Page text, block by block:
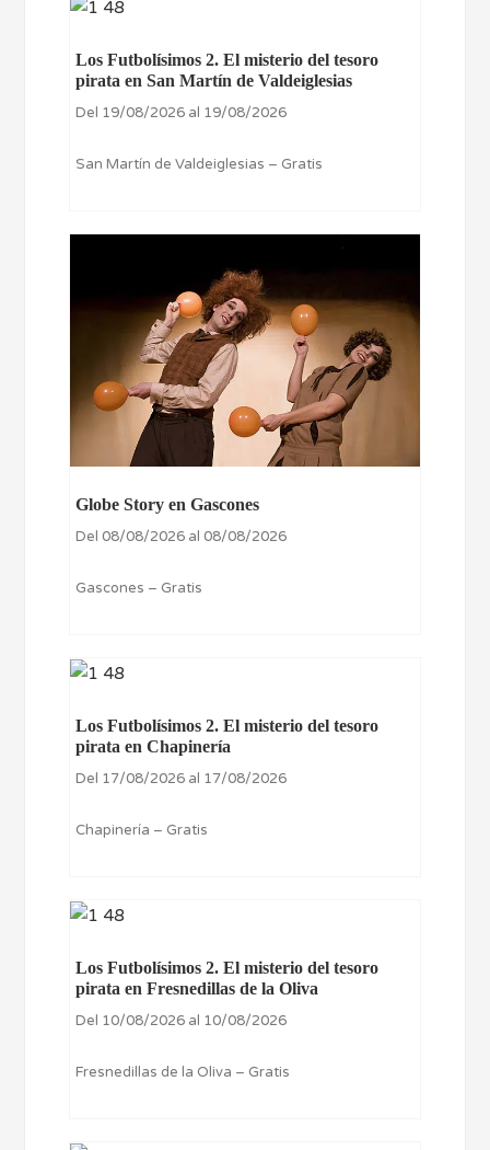
Los Futbolísimos 2. El misterio del tesoro
pirata en San Martín de Valdeiglesias
Del 19/08/2026 al 19/08/2026
San Martín de Valdeiglesias – Gratis
Globe Story en Gascones
Del 08/08/2026 al 08/08/2026
Gascones – Gratis
Los Futbolísimos 2. El misterio del tesoro
pirata en Chapinería
Del 17/08/2026 al 17/08/2026
Chapinería – Gratis
Los Futbolísimos 2. El misterio del tesoro
pirata en Fresnedillas de la Oliva
Del 10/08/2026 al 10/08/2026
Fresnedillas de la Oliva – Gratis